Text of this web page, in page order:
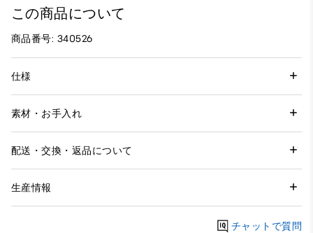
この商品について
商品番号: 340526
仕様
素材・お手入れ
配送・交換・返品について
生産情報
チャットで質問